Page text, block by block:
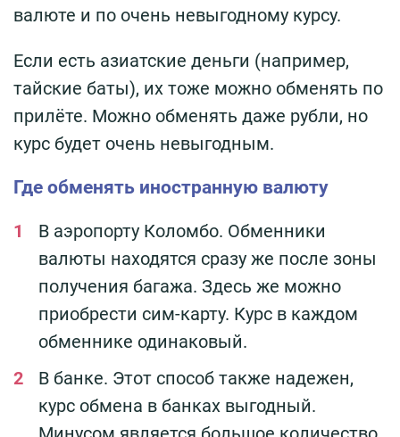
валюте и по очень невыгодному курсу.
Если есть азиатские деньги (например,
тайские баты), их тоже можно обменять по
прилёте. Можно обменять даже рубли, но
курс будет очень невыгодным.
Где обменять иностранную валюту
В аэропорту Коломбо. Обменники
валюты находятся сразу же после зоны
получения багажа. Здесь же можно
приобрести сим-карту. Курс в каждом
обменнике одинаковый.
В банке. Этот способ также надежен,
курс обмена в банках выгодный.